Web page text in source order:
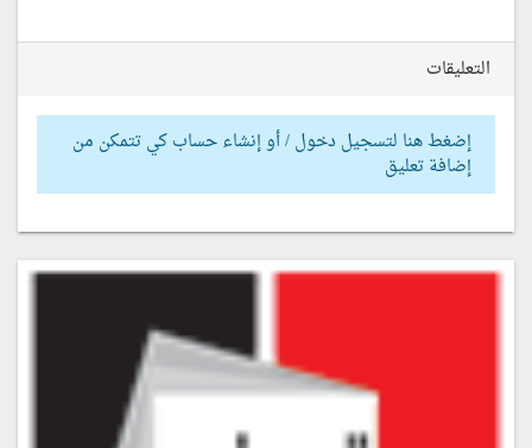
التعليقات
إضغط هنا لتسجيل دخول / أو إنشاء حساب كي تتمكن من
إضافة تعليق